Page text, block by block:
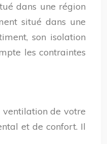
dans une région
situé dans une
son isolation
les contraintes
ventilation de votre
et de confort. Il